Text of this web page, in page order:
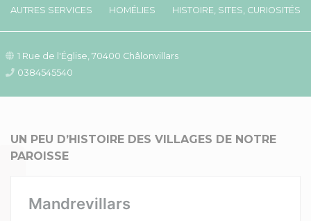
AUTRES SERVICES
HOMÉLIES HISTOIRE, SITES, CURIOSITÉS
1 Rue de l'Église, 70400 Châlonvillars
0384545540
UN PEU D’HISTOIRE DES VILLAGES DE NOTRE
PAROISSE